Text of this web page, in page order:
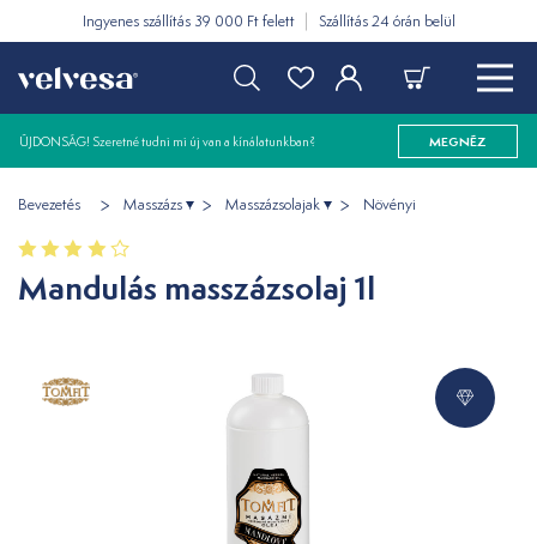
Ingyenes szállítás 39 000 Ft felett Szállítás 24 órán belül
ÚJDONSÁG! Szeretné tudni mi új van a kínálatunkban? MEGNÉZ
Bevezetés Masszázs Masszázsolajak Növényi
Mandulás masszázsolaj 1l